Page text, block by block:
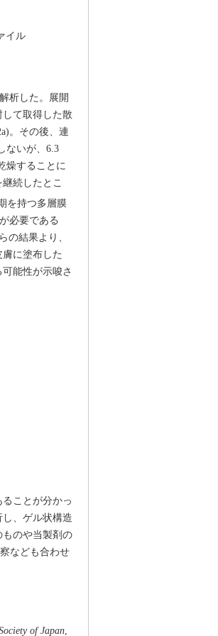
イル
析した。展開
て取得した散
。その後、連
ないが、6.3
燥することに
続したとこ
を持つ多層膜
必要である
の結果より、
に塗布した
能性が示唆さ
ことが分かっ
、ゲル状構造
のや当製剤の
なども合わせ
of Japan